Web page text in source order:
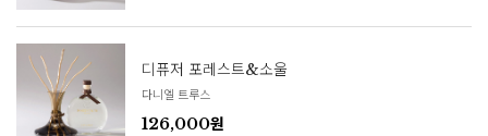
디퓨저 포레스트&소울
다니엘 트루스
126,000원